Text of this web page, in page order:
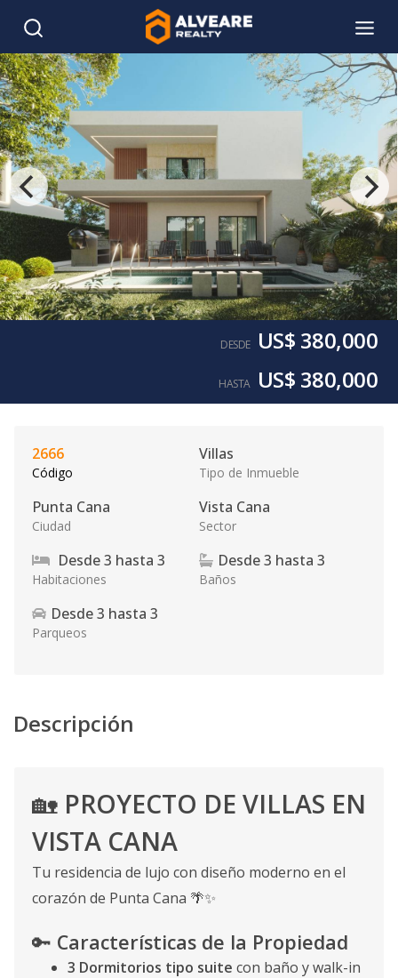
DESDE US$ 380,000
HASTA US$ 380,000
2666
Código
Villas
Tipo de Inmueble
Punta Cana
Ciudad
Vista Cana
Sector
Desde3 hasta 3
Habitaciones
Desde3 hasta 3
Baños
Desde3 hasta 3
Parqueos
Descripción
🏡 PROYECTO DE VILLAS EN
VISTA CANA
Tu residencia de lujo con diseño moderno en el
corazón de Punta Cana 🌴✨
🔑 Características de la Propiedad
3 Dormitorios tipo suite con baño y walk-in